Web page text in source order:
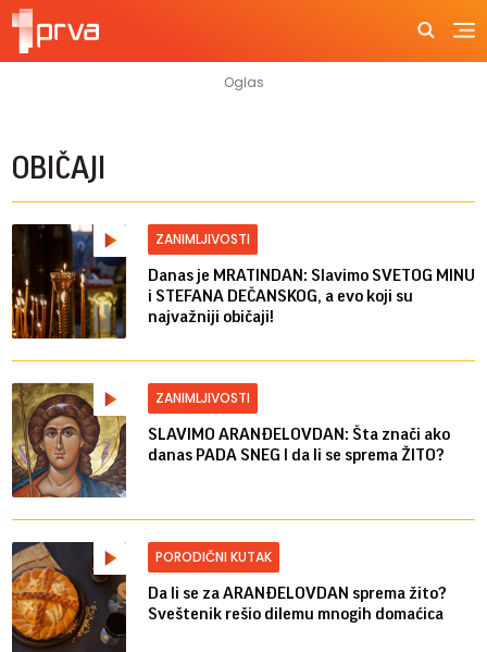
OBIČAJI
ZANIMLJIVOSTI
Danas je MRATINDAN: Slavimo SVETOG MINU
i STEFANA DEČANSKOG, a evo koji su
najvažniji običaji!
ZANIMLJIVOSTI
SLAVIMO ARANĐELOVDAN: Šta znači ako
danas PADA SNEG I da li se sprema ŽITO?
PORODIČNI KUTAK
Da li se za ARANĐELOVDAN sprema žito?
Sveštenik rešio dilemu mnogih domaćica